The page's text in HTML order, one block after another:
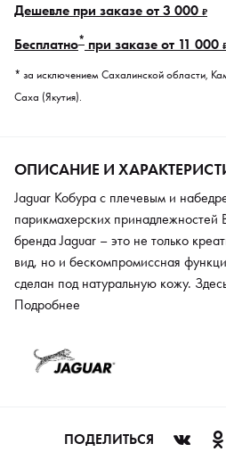
Дешевле при заказе от 3 000 ₽
Бесплатно* при заказе от 11 000
* за исключением Сахалинской области,
Саха (Якутия).
ОПИСАНИЕ И
Jaguar Кобура с плечевым и
парикмахерских принадлежностей
бренда Jaguar – это не только
вид, но и бескомпромиссная
сделан под натуральную кожу.
инструмента. Кроме ножниц мастер
бедре, но и перекинуть через
снабжено удобной защелкой.
Подробнее
ПОДЕЛИТЬСЯ